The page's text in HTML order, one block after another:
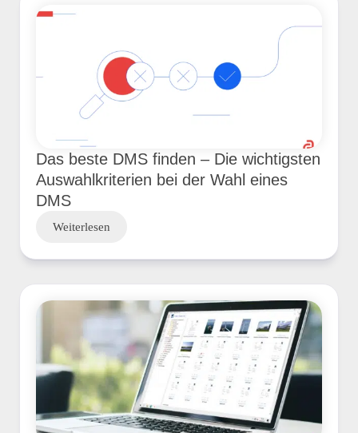
Das beste DMS finden – Die wichtigsten
Auswahlkriterien bei der Wahl eines
DMS
Weiterlesen